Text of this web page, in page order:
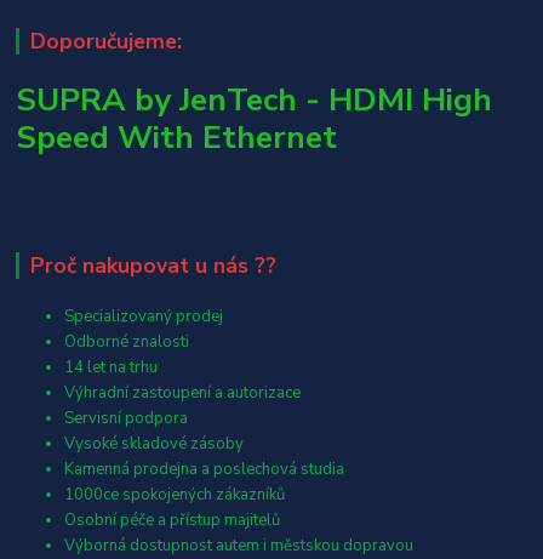
Doporučujeme:
SUPRA by JenTech - HDMI High
Speed With Ethernet
Proč nakupovat u nás ??
Specializovaný prodej
Odborné znalosti
14 let na trhu
Výhradní zastoupení a autorizace
Servisní podpora
Vysoké skladové zásoby
Kamenná prodejna a poslechová studia
1000ce spokojených zákazníků
Osobní péče a přístup majitelů
Výborná dostupnost autem i městskou dopravou